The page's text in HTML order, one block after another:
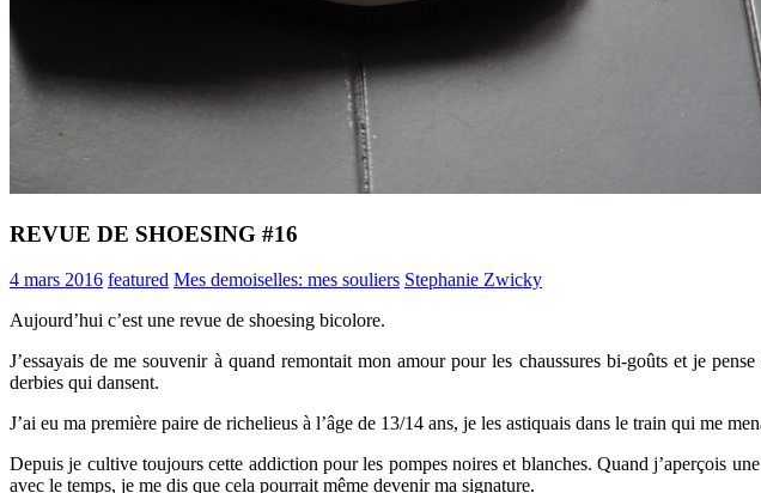
REVUE DE SHOESING #16
4 mars 2016 featured Mes demoiselles: mes souliers Stephanie Zwicky
Aujourd’hui c’est une revue de shoesing bicolore.
J’essayais de me souvenir à quand remontait mon amour pour les chaussures bi-goûts et je
derbies qui dansent.
J’ai eu ma première paire de richelieus à l’âge de 13/14 ans, je les astiquais dans le train qui me
Depuis je cultive toujours cette addiction pour les pompes noires et blanches. Quand j’aperçois
avec le temps, je me dis que cela pourrait même devenir ma signature.